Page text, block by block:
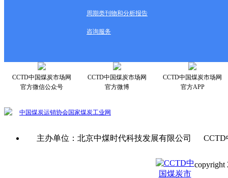
周期类刊物和分析报告
咨询服务
CCTD中国煤炭市场网
官方微信公众号
CCTD中国煤炭市场网
官方微博
CCTD中国煤炭市场网
官方APP
中国煤炭运销协会国家煤炭工业网
主办单位：北京中煤时代科技发展有限公司
copyright